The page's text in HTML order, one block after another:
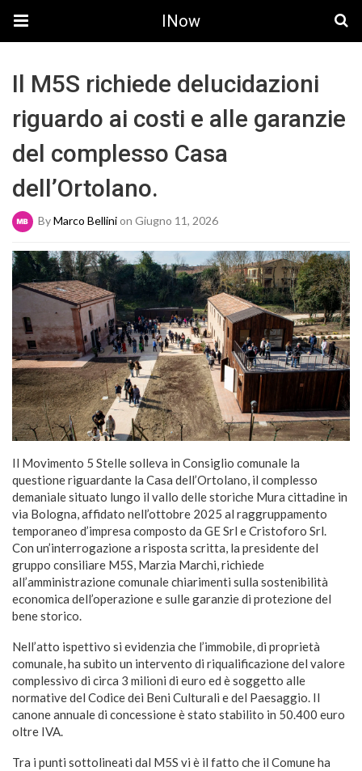
INow
Il M5S richiede delucidazioni
riguardo ai costi e alle garanzie
del complesso Casa
dell’Ortolano.
ByMarco Bellinion Giugno 11, 2026
Il Movimento 5 Stelle solleva in Consiglio comunale la
questione riguardante la Casa dell’Ortolano, il complesso
demaniale situato lungo il vallo delle storiche Mura cittadine in
via Bologna, affidato nell’ottobre 2025 al raggruppamento
temporaneo d’impresa composto da GE Srl e Cristoforo Srl.
Con un’interrogazione a risposta scritta, la presidente del
gruppo consiliare M5S, Marzia Marchi, richiede
all’amministrazione comunale chiarimenti sulla sostenibilità
economica dell’operazione e sulle garanzie di protezione del
bene storico.
Nell’atto ispettivo si evidenzia che l’immobile, di proprietà
comunale, ha subito un intervento di riqualificazione del valore
complessivo di circa 3 milioni di euro ed è soggetto alle
normative del Codice dei Beni Culturali e del Paesaggio. Il
canone annuale di concessione è stato stabilito in 50.400 euro
oltre IVA.
Tra i punti sottolineati dal M5S vi è il fatto che il Comune ha